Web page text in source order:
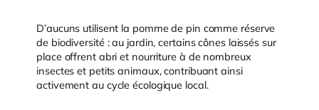
D’aucuns utilisent la pomme de pin comme réserve
de biodiversité : au jardin, certains cônes laissés sur
place offrent abri et nourriture à de nombreux
insectes et petits animaux, contribuant ainsi
activement au cycle écologique local.